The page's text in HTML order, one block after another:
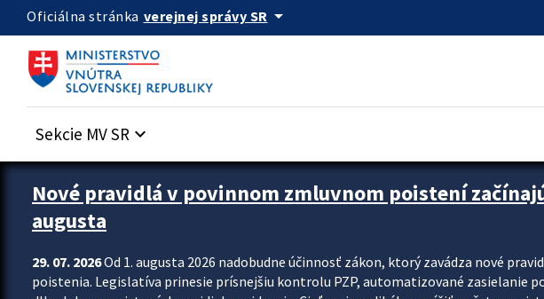
Preskocit na hlavný obsah
Oficiálna stránka verejnej správy SR arrow_drop_down
Sekcie MV SR keyboard_arrow_down
Zastavit automatický posun upútavok
Nové pravidlá v povinnom zmluvnom poistení
augusta
29. 07. 2026Od 1. augusta 2026 nadobudne účinnosť zákon, ktorý zavádza nové
poistenia. Legislatíva prinesie prísnejšiu kontrolu PZP, automatizované zasielanie